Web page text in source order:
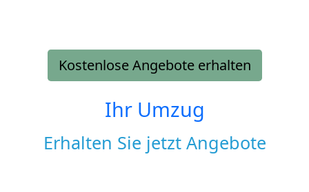
Kostenlose Angebote erhalten
Ihr Umzug
Erhalten Sie jetzt Angebote